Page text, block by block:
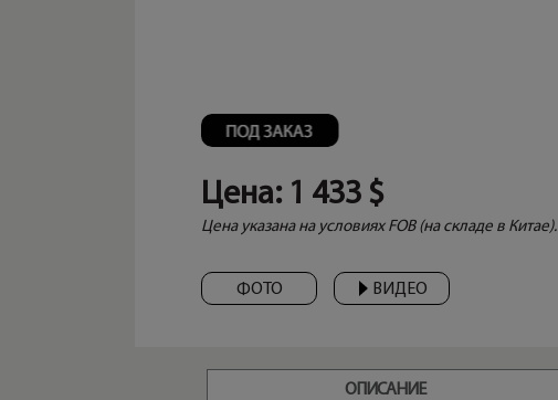
Цена: 1 433 $
Цена указана на условиях FOB (на складе в Китае).
ФОТО ВИДЕО
ОПИСАНИЕ